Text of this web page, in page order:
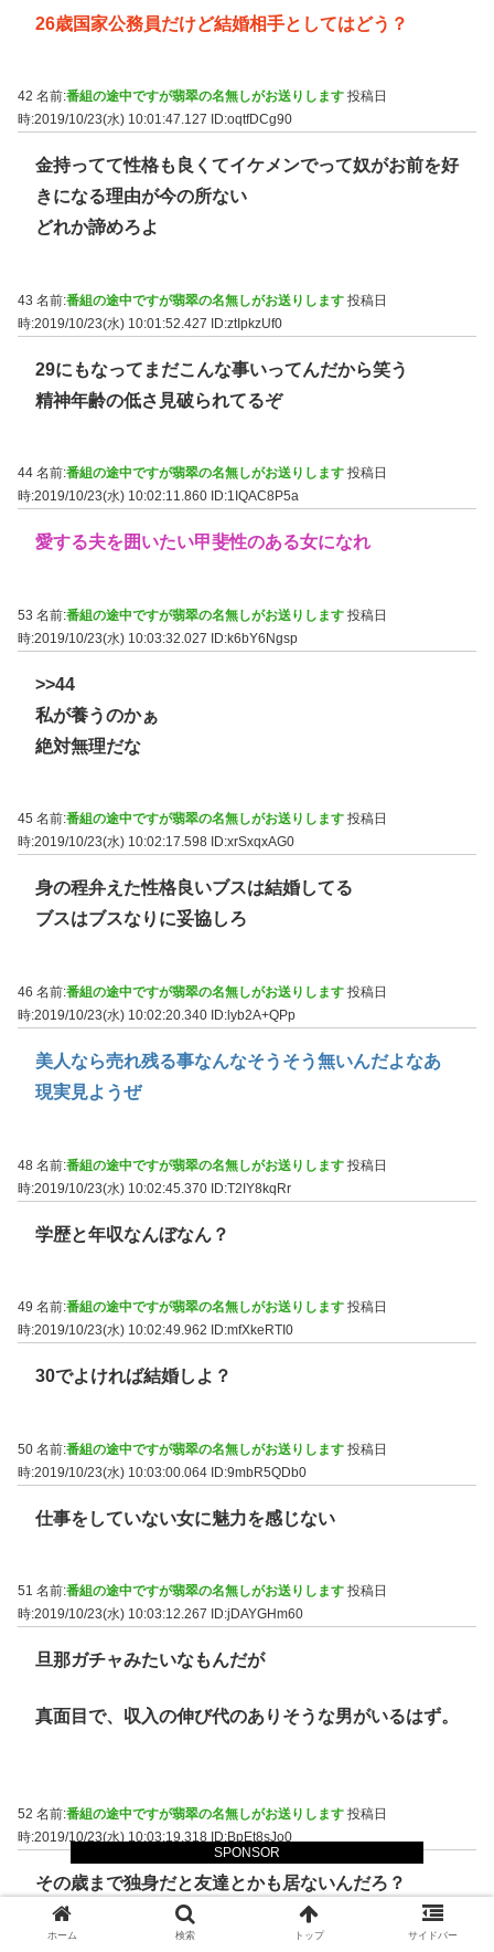
SPONSOR
26歳国家公務員だけど結婚相手としてはどう？
42 名前:番組の途中ですが翡翠の名無しがお送りします 投稿日
時:2019/10/23(水) 10:01:47.127
ID:oqtfDCg90
金持ってて性格も良くてイケメンでって奴がお前を好
きになる理由が今の所ない
どれか諦めろよ
43 名前:番組の途中ですが翡翠の名無しがお送りします 投稿日
時:2019/10/23(水) 10:01:52.427 ID:ztIpkzUf0
29にもなってまだこんな事いってんだから笑う
精神年齢の低さ見破られてるぞ
44 名前:番組の途中ですが翡翠の名無しがお送りします 投稿日
時:2019/10/23(水) 10:02:11.860 ID:1IQAC8P5a
愛する夫を囲いたい甲斐性のある女になれ
53 名前:番組の途中ですが翡翠の名無しがお送りします 投稿日
時:2019/10/23(水) 10:03:32.027 ID:k6bY6Ngsp
>>44
私が養うのかぁ
絶対無理だな
45 名前:番組の途中ですが翡翠の名無しがお送りします 投稿日
時:2019/10/23(水) 10:02:17.598 ID:xrSxqxAG0
身の程弁えた性格良いブスは結婚してる
ブスはブスなりに妥協しろ
46 名前:番組の途中ですが翡翠の名無しがお送りします 投稿日
時:2019/10/23(水) 10:02:20.340 ID:lyb2A+QPp
美人なら売れ残る事なんなそうそう無いんだよなあ
現実見ようぜ
48 名前:番組の途中ですが翡翠の名無しがお送りします 投稿日
時:2019/10/23(水) 10:02:45.370 ID:T2IY8kqRr
学歴と年収なんぼなん？
49 名前:番組の途中ですが翡翠の名無しがお送りします 投稿日
時:2019/10/23(水) 10:02:49.962
ID:mfXkeRTI0
30でよければ結婚しよ？
50 名前:番組の途中ですが翡翠の名無しがお送りします 投稿日
時:2019/10/23(水) 10:03:00.064 ID:9mbR5QDb0
仕事をしていない女に魅力を感じない
51 名前:番組の途中ですが翡翠の名無しがお送りします 投稿日
時:2019/10/23(水) 10:03:12.267
ID:jDAYGHm60
旦那ガチャみたいなもんだが
真面目で、収入の伸び代のありそうな男がいるはず。
52 名前:番組の途中ですが翡翠の名無しがお送りします 投稿日
時:2019/10/23(水) 10:03:19.318 ID:BpEt8sJo0
その歳まで独身だと友達とかも居ないんだろ？
自慢する相手もいないのになんで高望みしてんだ
ホーム 検索 トップ サイドバー